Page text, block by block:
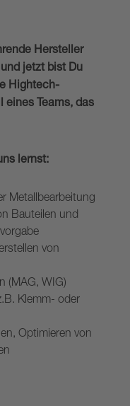
Hersteller
jetzt bist Du
Hightech-
eines Teams, das
lernst:
Metallbearbeitung
Bauteilen und
von
(MAG, WIG)
Klemm- oder
Optimieren von